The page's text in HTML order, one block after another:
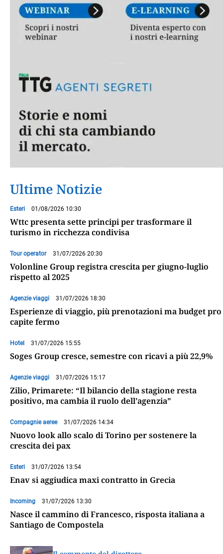
Ultime Notizie
Esteri 01/08/2026 10:30
Wttc presenta sette principi per trasformare il
turismo in ricchezza condivisa
Tour operator 31/07/2026 20:30
Volonline Group registra crescita per giugno-luglio
rispetto al 2025
Agenzie viaggi 31/07/2026 18:30
Esperienze di viaggio, più prenotazioni ma budget pro
capite fermo
Hotel 31/07/2026 15:55
Soges Group cresce, semestre con ricavi a più 22,9%
Agenzie viaggi 31/07/2026 15:17
Zilio, Primarete: “Il bilancio della stagione resta
positivo, ma cambia il ruolo dell’agenzia”
Compagnie aeree 31/07/2026 14:34
Nuovo look allo scalo di Torino per sostenere la
crescita dei pax
Esteri 31/07/2026 13:54
Enav si aggiudica maxi contratto in Grecia
Incoming 31/07/2026 13:30
Nasce il cammino di Francesco, risposta italiana a
Santiago de Compostela